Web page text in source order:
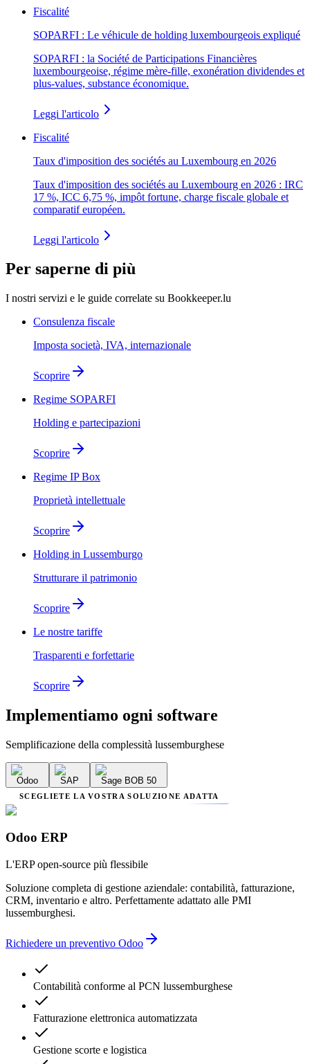
Fiscalité
SOPARFI : Le véhicule de holding luxembourgeois expliqué
SOPARFI : la Société de Participations Financières
luxembourgeoise, régime mère-fille, exonération dividendes et
plus-values, substance économique.
Leggi l'articolo
Fiscalité
Taux d'imposition des sociétés au Luxembourg en 2026
Taux d'imposition des sociétés au Luxembourg en 2026 : IRC
17 %, ICC 6,75 %, impôt fortune, charge fiscale globale et
comparatif européen.
Leggi l'articolo
Per saperne di più
I nostri servizi e le guide correlate su Bookkeeper.lu
Consulenza fiscale
Imposta società, IVA, internazionale
Scoprire
Regime SOPARFI
Holding e partecipazioni
Scoprire
Regime IP Box
Proprietà intellettuale
Scoprire
Holding in Lussemburgo
Strutturare il patrimonio
Scoprire
Le nostre tariffe
Trasparenti e forfettarie
Scoprire
Implementiamo ogni software
Semplificazione della complessità lussemburghese
Odoo SAP Sage BOB 50
SCEGLIETE LA VOSTRA SOLUZIONE ADATTA
Odoo ERP
L'ERP open-source più flessibile
Soluzione completa di gestione aziendale: contabilità, fatturazione,
CRM, inventario e altro. Perfettamente adattato alle PMI
lussemburghesi.
Richiedere un preventivo Odoo
Contabilità conforme al PCN lussemburghese
Fatturazione elettronica automatizzata
Gestione scorte e logistica